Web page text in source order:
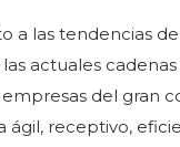
a las tendencias
actuales
del gran
receptivo,